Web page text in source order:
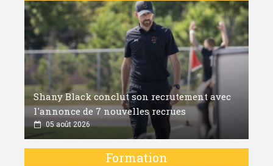
Shany Black conclut son recrutement avec
l'annonce de 7 nouvelles recrues
05 août 2026
Formation